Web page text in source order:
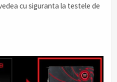
cu siguranta la testele de